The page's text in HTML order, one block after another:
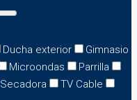
Ducha exterior
Gimnasio
Microondas
Parrilla
Secadora
TV Cable